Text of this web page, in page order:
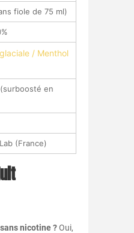
fiole de 75 ml)
/ Menthol
en
(France)
nicotine ?Oui,